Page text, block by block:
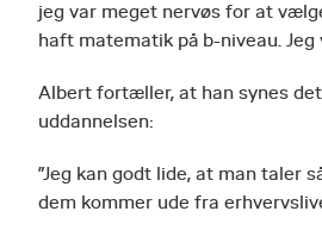
jeg var meget nervøs for at
haft matematik på b-niveau.
Albert fortæller, at han synes
uddannelsen:
”Jeg kan godt lide, at man taler
dem kommer ude fra